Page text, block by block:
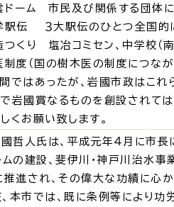
妊娠・出産
就職・転職・退職
す
ーム 市民及び関係する団体に
伝 ３大駅伝のひとつ全国的
くり 塩冶コミセン、中学校（
度（国の樹木医の制度につなが
ではあったが、岩國市政はこれ
岩國賞なるものを創設されては
くお願い致します。
哲人氏は、平成元年４月に市長
ムの建設、斐伊川・神戸川治水
推進され、その偉大な功績に心
本市では、既に条例等により功